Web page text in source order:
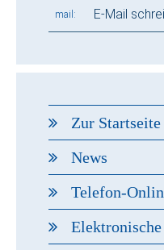
mail E-Mail
Zur Startseite
News
Telefon-